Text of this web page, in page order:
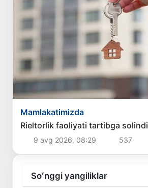
Mamlakatimizda
Rieltorlik faoliyati tartibga solindi
9 avg 2026, 08:29 537
Soʻnggi yangiliklar